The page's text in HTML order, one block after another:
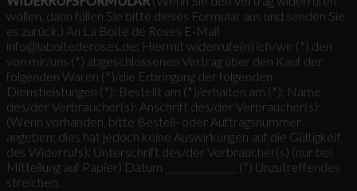
wollen, dann füllen Sie bitte dieses Formular aus und senden Sie
es zurück.) An La Boite de Roses E-Mail
info@laboitederoses.de: Hiermit widerrufe(n) ich/wir (*) den
von mir/uns (*) abgeschlossenen Vertrag über den Kauf der
folgenden Waren (*)/die Erbringung der folgenden
Dienstleistungen (*): Bestellt am (*)/erhalten am (*): Name
des/der Verbraucher(s): Anschrift des/der Verbraucher(s):
(Wenn vorhanden, bitte Bestell- oder Auftragsnummer
angeben; dies hat jedoch keine Auswirkungen auf die Gültigkeit
des Widerrufs): Unterschrift des/der Verbraucher(s) (nur bei
Mitteilung auf Papier) Datum _______________ (*) Unzutreffendes
streichen.